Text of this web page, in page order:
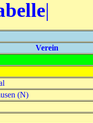
|
Verein
(N)